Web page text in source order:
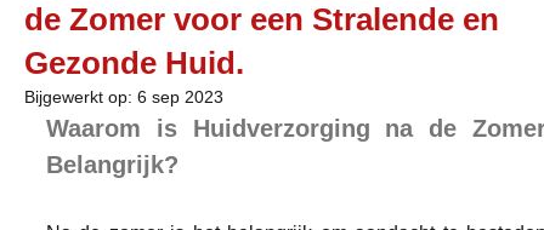
de Zomer voor een Stralende en
Gezonde Huid.
Bijgewerkt op: 6 sep 2023
Waarom is Huidverzorging na de
Belangrijk?